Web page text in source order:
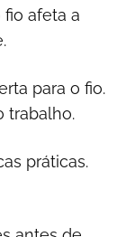
afeta a
para o fio.
trabalho.
práticas.